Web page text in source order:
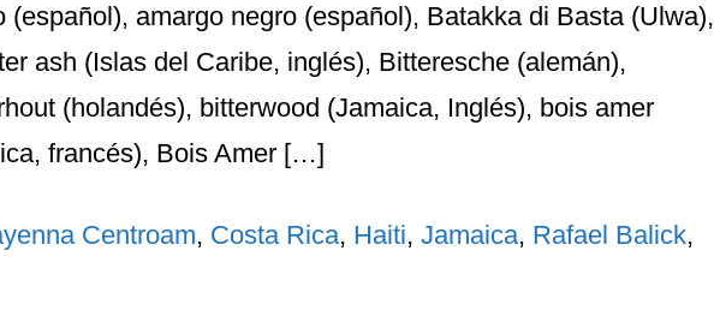
(español), amargo negro (español), Batakka di Basta (Ulwa),
ash (Islas del Caribe, inglés), Bitteresche (alemán),
(holandés), bitterwood (Jamaica, Inglés), bois amer
francés), Bois Amer […]
Centroam, Costa Rica, Haiti, Jamaica, Rafael Balick,